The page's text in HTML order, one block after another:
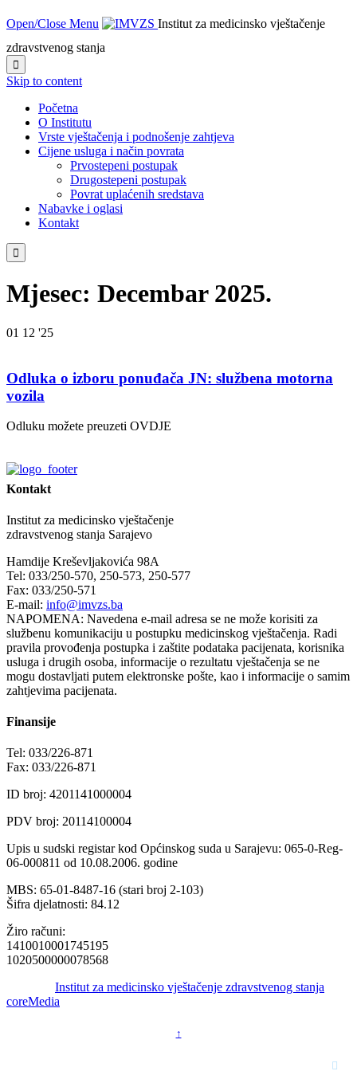
Open/Close Menu
Institut za medicinsko vještačenje
zdravstvenog stanja

Skip to content
Početna
O Institutu
Vrste vještačenja i podnošenje zahtjeva
Cijene usluga i način povrata
Prvostepeni postupak
Drugostepeni postupak
Povrat uplaćenih sredstava
Nabavke i oglasi
Kontakt

Mjesec: Decembar 2025.
01 12 '25
Odluka o izboru ponuđača JN: službena motorna
vozila
Odluku možete preuzeti OVDJE
Kontakt
Institut za medicinsko vještačenje
zdravstvenog stanja Sarajevo
Hamdije Kreševljakovića 98A
Tel: 033/250-570, 250-573, 250-577
Fax: 033/250-571
E-mail: info@imvzs.ba
NAPOMENA: Navedena e-mail adresa se ne može korisiti za
službenu komunikaciju u postupku medicinskog vještačenja. Radi
pravila provođenja postupka i zaštite podataka pacijenata, korisnika
usluga i drugih osoba, informacije o rezultatu vještačenja se ne
mogu dostavljati putem elektronske pošte, kao i informacije o samim
zahtjevima pacijenata.
Finansije
Tel: 033/226-871
Fax: 033/226-871
ID broj: 4201141000004
PDV broj: 20114100004
Upis u sudski registar kod Općinskog suda u Sarajevu: 065-0-Reg-
06-000811 od 10.08.2006. godine
MBS: 65-01-8487-16 (stari broj 2-103)
Šifra djelatnosti: 84.12
Žiro računi:
1410010001745195
1020500000078568
Institut za medicinsko vještačenje zdravstvenog stanja
coreMedia
↑
